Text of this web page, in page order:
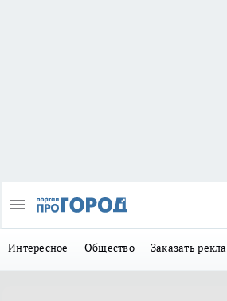
Интересное Общество Заказать